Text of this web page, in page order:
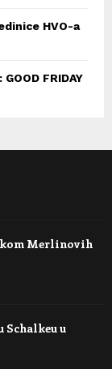
HVO-a
GOOD FRIDAY
Merlinovih
Schalkeu u